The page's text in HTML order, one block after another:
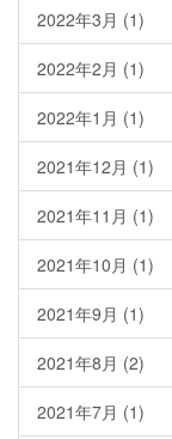
2022年3月 (1)
2022年2月 (1)
2022年1月 (1)
2021年12月 (1)
2021年11月 (1)
2021年10月 (1)
2021年9月 (1)
2021年8月 (2)
2021年7月 (1)